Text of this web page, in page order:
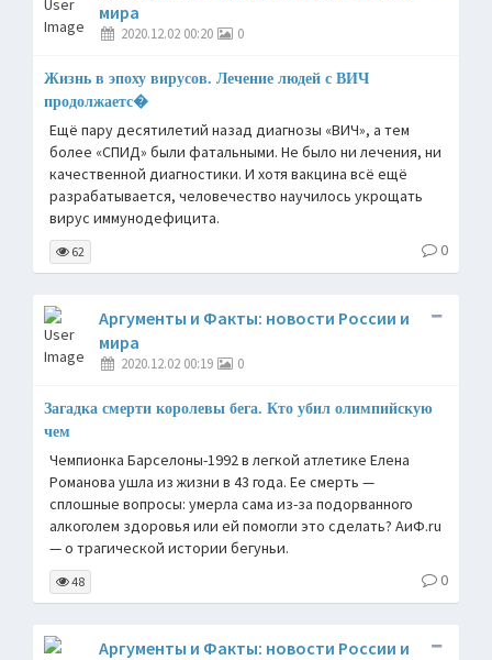
мира
2020.12.02 00:20 0
Жизнь в эпоху вирусов. Лечение людей с ВИЧ
продолжаетс�
Ещё пару десятилетий назад диагнозы «ВИЧ», а тем
более «СПИД» были фатальными. Не было ни лечения, ни
качественной диагностики. И хотя вакцина всё ещё
разрабатывается, человечество научилось укрощать
вирус иммунодефицита.
62 0
Аргументы и Факты: новости России и
мира
2020.12.02 00:19 0
Загадка смерти королевы бега. Кто убил олимпийскую
чем
Чемпионка Барселоны-1992 в легкой атлетике Елена
Романова ушла из жизни в 43 года. Ее смерть —
сплошные вопросы: умерла сама из-за подорванного
алкоголем здоровья или ей помогли это сделать? АиФ.ru
— о трагической истории бегуньи.
48 0
Аргументы и Факты: новости России и